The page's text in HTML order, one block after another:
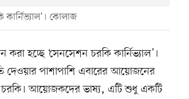
কোলাজ
করা হচ্ছে ‘সেনসেশন চরকি কার্নিভ্যাল’।
দেওয়ার পাশাপাশি এবারের আয়োজনের
চরকি। আয়োজকদের ভাষ্য, এটি শুধু একটি